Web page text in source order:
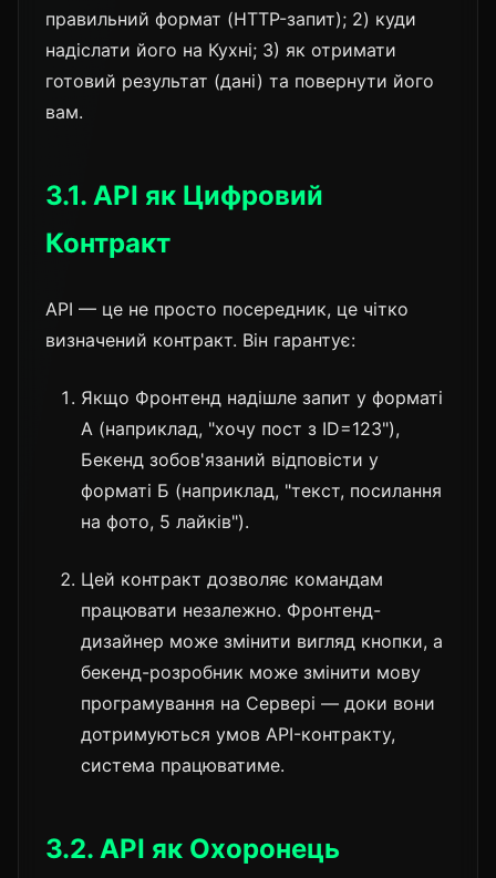
правильний формат (HTTP-запит); 2) куди
надіслати його на Кухні; 3) як отримати
готовий результат (дані) та повернути його
вам.
3.1. API як Цифровий
Контракт
API — це не просто посередник, це чітко
визначений контракт. Він гарантує:
Якщо Фронтенд надішле запит у форматі
А (наприклад, "хочу пост з ID=123"),
Бекенд зобов'язаний відповісти у
форматі Б (наприклад, "текст, посилання
на фото, 5 лайків").
Цей контракт дозволяє командам
працювати незалежно. Фронтенд-
дизайнер може змінити вигляд кнопки, а
бекенд-розробник може змінити мову
програмування на Сервері — доки вони
дотримуються умов API-контракту,
система працюватиме.
3.2. API як Охоронець